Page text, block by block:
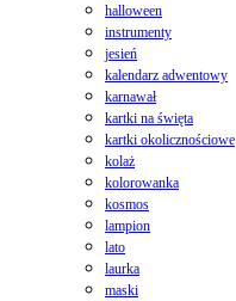
halloween
instrumenty
jesień
kalendarz adwentowy
karnawał
kartki na święta
kartki okolicznościowe
kolaż
kolorowanka
kosmos
lampion
lato
laurka
maski